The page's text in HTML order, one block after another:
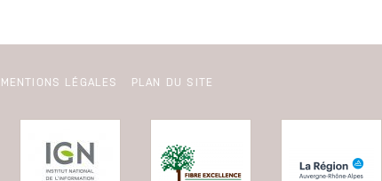
MENTIONS LÉGALES PLAN DU SITE